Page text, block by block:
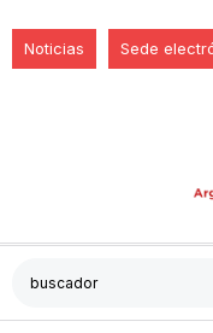
Noticias Sede